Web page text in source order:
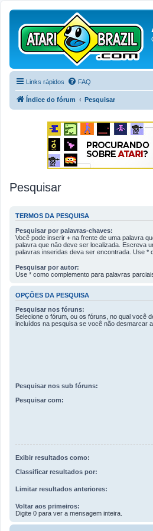
Links rápidos FAQ
Índice do fórum Pesquisar
Pesquisar
TERMOS DA PESQUISA
Pesquisar por palavras-chaves:
Você pode inserir + na frente de uma palavra
palavra que não deve ser localizada. Escreva
palavras inseridas deva ser encontrada. Use *
Pesquisar por autor:
Use * como complemento para palavras
OPÇÕES DA PESQUISA
Pesquisar nos fóruns:
Selecione o fórum, ou os fóruns, no qual você
incluídos na pesquisa se você não desmarcar
Pesquisar nos sub fóruns:
Pesquisar com:
Exibir resultados como:
Classificar resultados por:
Limitar resultados anteriores:
Voltar aos primeiros:
Digite 0 para ver a mensagem inteira.